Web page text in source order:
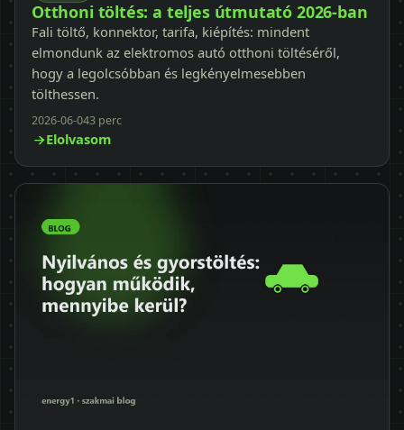
Otthoni töltés: a teljes útmutató 2026-ban
Fali töltő, konnektor, tarifa, kiépítés: mindent
elmondunk az elektromos autó otthoni töltéséről,
hogy a legolcsóbban és legkényelmesebben
tölthessen.
2026-06-043 perc
Elolvasom